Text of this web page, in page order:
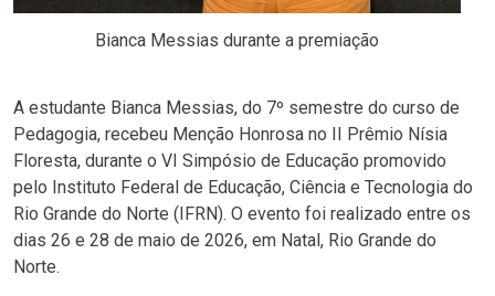
Bianca Messias durante a premiação
A estudante Bianca Messias, do 7º semestre do curso de
Pedagogia, recebeu Menção Honrosa no II Prêmio Nísia
Floresta, durante o VI Simpósio de Educação promovido
pelo Instituto Federal de Educação, Ciência e Tecnologia do
Rio Grande do Norte (IFRN). O evento foi realizado entre os
dias 26 e 28 de maio de 2026, em Natal, Rio Grande do
Norte.